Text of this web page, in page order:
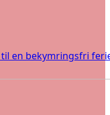
en bekymringsfri